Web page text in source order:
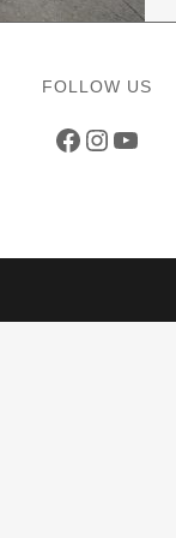
FOLLOW US
Facebook